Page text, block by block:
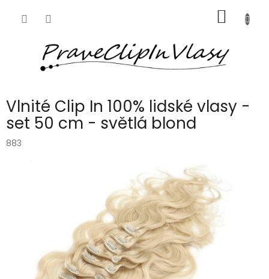
KOŠÍK
Vlnité Clip In 100% lidské vlasy -
set 50 cm - světlá blond
883